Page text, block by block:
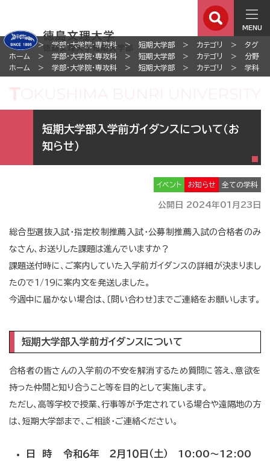
MENU
ホーム 学部・大学院・専攻科 短期大学部 カテゴリ
タグ
ホーム
学部・大学院・専攻科 短期大学部 カテゴリ
分野
ホーム
学部・大学院・専攻科 短期大学部 カテゴリ 学科
短期大学部入学前ガイダンスについて（お
知らせ）
イベント お知らせ 全ての学科
公開日 2024年01月23日
総合型選抜入試・指定校制推薦入試・公募制推薦入試の合格者のみ
なさん、お送りした課題は進んでいますか？
課題送付時に、ご案内していた入学前ガイダンスの詳細が決まりまし
たので1/19に案内文を発送しました。
今週中に届かない場合は、〔問い合わせ〕までご連絡をお願いします。
短期大学部入学前ガイダンスについて
合格者の皆さんの入学前の不安を解消するため質問に答え、意欲を
持った仲間と知り合うこと等を目的として実施します。
ただし、高等学校で授業､行事等が予定されている場合や遠隔地の方
は、短期大学部まで、ご相談・ご連絡ください。
日 時
令和６年 ２月１０日（土） 10:00～12:00